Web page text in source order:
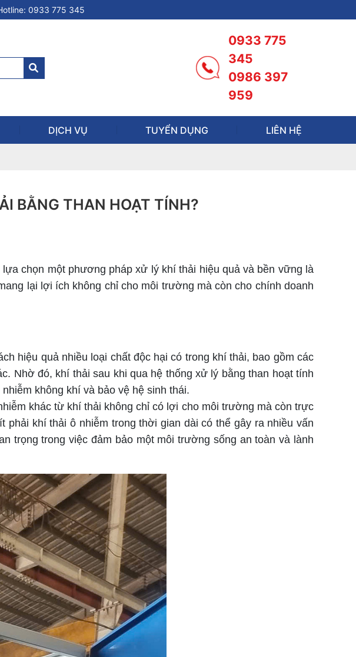
0933 775 345
0933 775
345
0986 397
959
DỊCH VỤ TUYỂN DỤNG LIÊN HỆ
BẰNG THAN HOẠT TÍNH?
chọn một phương pháp xử lý khí thải hiệu quả và bền vững là
lại lợi ích không chỉ cho môi trường mà còn cho chính doanh
hiệu quả nhiều loại chất độc hại có trong khí thải, bao gồm các
Nhờ đó, khí thải sau khi qua hệ thống xử lý bằng than hoạt tính
không khí và bảo vệ hệ sinh thái.
khác từ khí thải không chỉ có lợi cho môi trường mà còn trực
khí thải ô nhiễm trong thời gian dài có thể gây ra nhiều vấn
trọng trong việc đảm bảo một môi trường sống an toàn và lành